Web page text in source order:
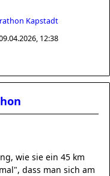
Kapstadt
12:38
wie sie ein 45 km
dass man sich am